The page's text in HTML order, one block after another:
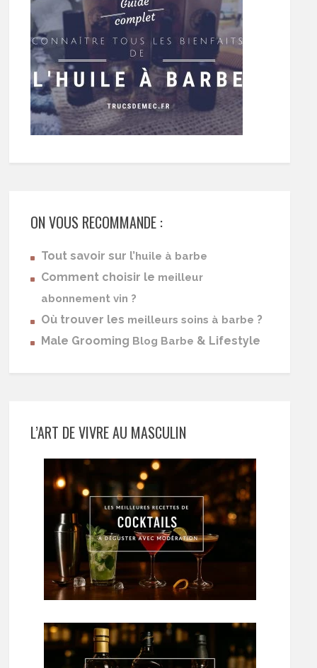
ON VOUS RECOMMANDE :
Tout savoir sur l’huile à barbe
Comment choisir le meilleur
abonnement vin ?
Où trouver les meilleurs soins à barbe ?
Male Grooming Blog Barbe & Lifestyle
L’ART DE VIVRE AU MASCULIN